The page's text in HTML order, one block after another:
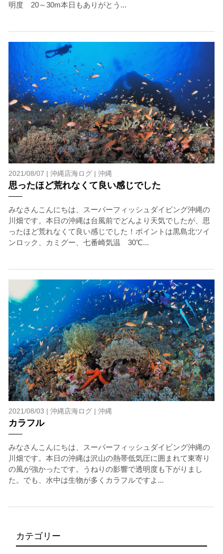
明度 20～30m本日もありがとう...
2021/08/07 | 沖縄店海ログ| 沖縄
思ったほど荒れなくて良い感じでした
みなさんこんにちは、スーパーフィッシュダイビング沖縄の
川畑です。本日の沖縄は台風前でどんより天気でしたが、思
ったほど荒れなくて良い感じでした！ポイントは黒島北ツイ
ンロック、カミグー、七番崎気温 30℃...
2021/08/03 | 沖縄店海ログ| 沖縄
カラフル
みなさんこんにちは、スーパーフィッシュダイビング沖縄の
川畑です。本日の沖縄は沢山の熱帯低気圧に囲まれて東寄り
の風が強かったです。うねりの影響で透明度も下がりまし
た。でも、水中は生物が多くカラフルですよ...
カテゴリー